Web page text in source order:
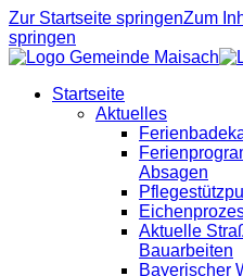
Zur Startseite springenZum
springen
Startseite
Aktuelles
Absagen
Aktuelle
Bauarbeiten
Bayerischer